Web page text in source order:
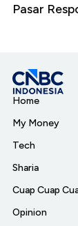
Pasar
Home
My Money
Tech
Sharia
Cuap Cuap
Opinion